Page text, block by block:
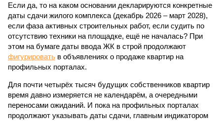
Если да, то на каком основании декларируются конкретные
даты сдачи жилого комплекса (декабрь 2026 – март 2028),
если фаза активных строительных работ, если судить по
отсутствию техники на площадке, ещё не началась? При
этом на бумаге даты ввода ЖК в строй продолжают
фигурировать в объявлениях о продаже квартир на
профильных порталах.
Для почти четырёх тысяч будущих собственников квартир
время давно измеряется не календарём, а очередными
переносами ожиданий. И пока на профильных порталах
продолжают указывать даты сдачи, главным индикатором